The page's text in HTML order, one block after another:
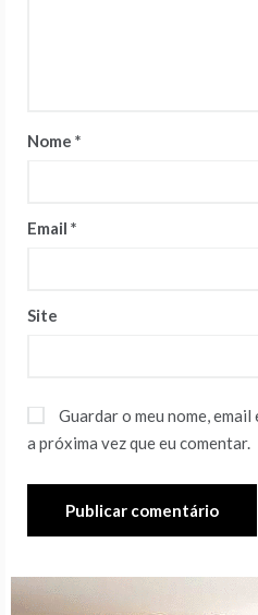
Nome *
Email *
Site
Guardar o meu nome,
a próxima vez que eu comentar.